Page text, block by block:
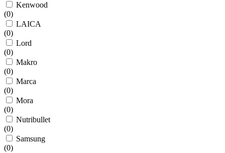
Kenwood
(0)
LAICA
(0)
Lord
(0)
Makro
(0)
Marca
(0)
Mora
(0)
Nutribullet
(0)
Samsung
(0)